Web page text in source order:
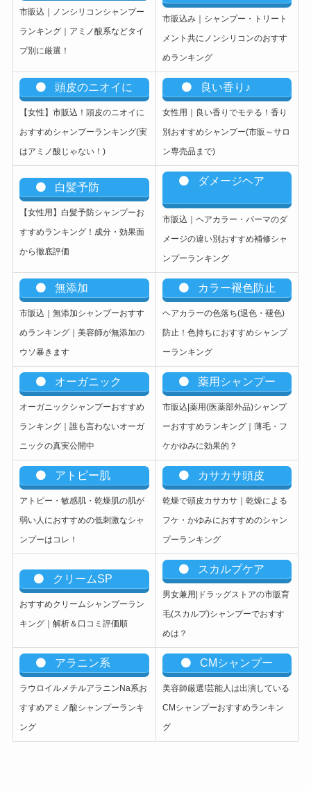
市販込｜ノンシリコンシャンプー
ランキング｜アミノ酸系などタイ
プ別に厳選！
市販込み｜シャンプー・トリート
メント共にノンシリコンのおすす
めランキング
頭皮のニオイに
【女性】市販込 ！頭皮のニオイに
おすすめシャンプーランキング(実
はアミノ酸じゃない！)
良い香り♪
女性用｜良い香りでモテる！香り
別おすすめシャンプー(市販～サロ
ン専売品まで)
白髪予防
【女性用】白髪予防シャンプーお
すすめランキング！成分・効果面
から徹底評価
ダメージヘア
市販込｜ヘアカラー・パーマのダ
メージの違い別おすすめ補修シャ
ンプーランキング
無添加
市販込｜無添加シャンプーおすす
めランキング｜美容師が無添加の
ウソ暴きます
カラー褪色防止
ヘアカラーの色落ち(退色・褪色)
防止！色持ちにおすすめシャンプ
ーランキング
オーガニック
オーガニックシャンプーおすすめ
ランキング｜誰も言わないオーガ
ニックの真実公開中
薬用シャンプー
市販込|薬用(医薬部外品)シャンプ
ーおすすめランキング｜薄毛・フ
ケかゆみに効果的？
アトピー肌
アトピー・敏感肌・乾燥肌の肌が
弱い人におすすめの低刺激なシャ
ンプーはコレ！
カサカサ頭皮
乾燥で頭皮カサカサ｜乾燥による
フケ・かゆみにおすすめのシャン
プーランキング
クリームSP
おすすめクリームシャンプーラン
キング｜解析＆口コミ評価順
スカルプケア
男女兼用|ドラッグストアの市販育
毛(スカルプ)シャンプーでおすす
めは？
アラニン系
ラウロイルメチルアラニンNa系お
すすめアミノ酸シャンプーランキ
ング
CMシャンプー
美容師厳選!芸能人は出演している
CMシャンプーおすすめランキン
グ